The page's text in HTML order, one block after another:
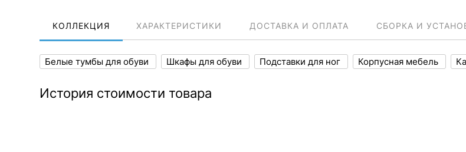
КОЛЛЕКЦИЯ ХАРАКТЕРИСТИКИ ДОСТАВКА И ОПЛАТА СБОРКА И
Белые тумбы для обуви Шкафы для обуви Подставки для ног Корпусная мебель
История стоимости товара